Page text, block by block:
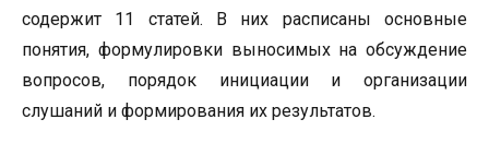
содержит 11 статей. В них расписаны основные
понятия, формулировки выносимых на обсуждение
вопросов, порядок инициации и организации
слушаний и формирования их результатов.